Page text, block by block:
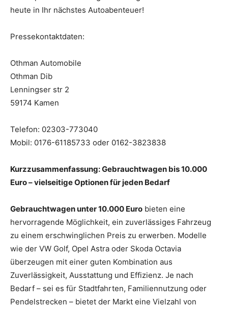
heute in Ihr nächstes Autoabenteuer!
Pressekontaktdaten:
Othman Automobile
Othman Dib
Lenningser str 2
59174 Kamen
Telefon: 02303-773040
Mobil: 0176-61185733 oder 0162-3823838
Kurzzusammenfassung: Gebrauchtwagen bis 10.000
Euro – vielseitige Optionen für jeden Bedarf
Gebrauchtwagen unter 10.000 Euro bieten eine
hervorragende Möglichkeit, ein zuverlässiges Fahrzeug
zu einem erschwinglichen Preis zu erwerben. Modelle
wie der VW Golf, Opel Astra oder Skoda Octavia
überzeugen mit einer guten Kombination aus
Zuverlässigkeit, Ausstattung und Effizienz. Je nach
Bedarf – sei es für Stadtfahrten, Familiennutzung oder
Pendelstrecken – bietet der Markt eine Vielzahl von